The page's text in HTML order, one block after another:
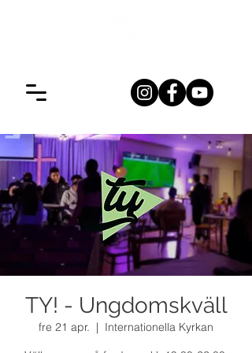
TY! - Ungdomskväll
fre 21 apr.
  |
Internationella Kyrkan